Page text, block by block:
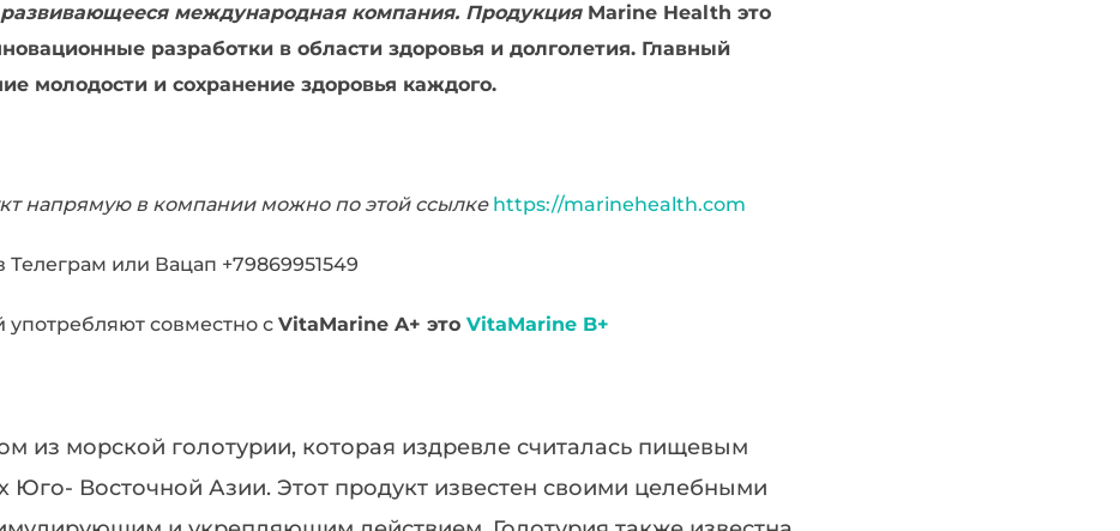
международная компания. ПродукцияMarine Health это
разработки в области здоровья и долголетия. Главный
молодости и сохранение здоровья каждого.
напрямую в компании можно по этой ссылке https://marinehealth.com
или Вацап +79869951549
совместно с VitaMarine A+ это VitaMarine B+
из морской голотурии, которая издревле считалась пищевым
Юго- Восточной Азии. Этот продукт известен своими целебными